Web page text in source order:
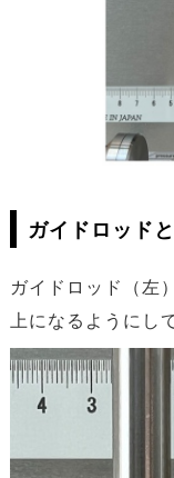
ガイドロッド
ガイドロッド（左
上になるようにし